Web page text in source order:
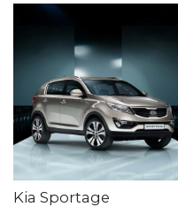
Kia Sportage